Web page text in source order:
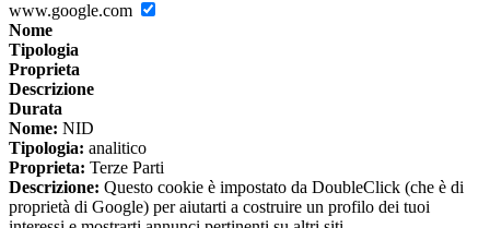
www.google.com
Nome
Tipologia
Proprieta
Descrizione
Durata
Nome: NID
Tipologia: analitico
Proprieta: Terze Parti
Descrizione: Questo cookie è impostato da DoubleClick (che è di
proprietà di Google) per aiutarti a costruire un profilo dei tuoi